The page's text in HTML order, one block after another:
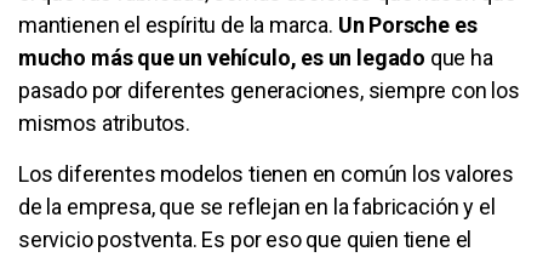
mantienen el espíritu de la marca. Un Porsche es
mucho más que un vehículo, es un legado que ha
pasado por diferentes generaciones, siempre con los
mismos atributos.
Los diferentes modelos tienen en común los valores
de la empresa, que se reflejan en la fabricación y el
servicio postventa. Es por eso que quien tiene el